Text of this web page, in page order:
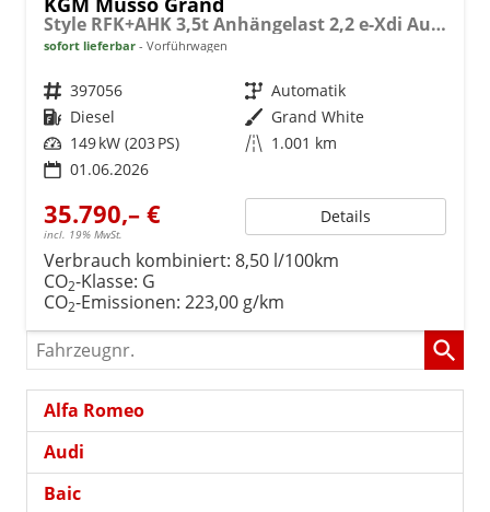
Style RFK+AHK 3,5t Anhängelast 2,2 e-Xdi Automatik 4x4
sofort lieferbar Vorführwagen
Fahrzeugnr. 397056 Getriebe Automatik
Kraftstoff Diesel Außenfarbe Grand White
Leistung 149 kW (203 PS) Kilometerstand 1.001 km
01.06.2026
35.790,– €
incl. 19% MwSt.
Details
Verbrauch kombiniert: 8,50 l/100km
CO2-Klasse: G
CO2-Emissionen: 223,00 g/km
Fahrzeugnr.
Alfa Romeo
Audi
Baic